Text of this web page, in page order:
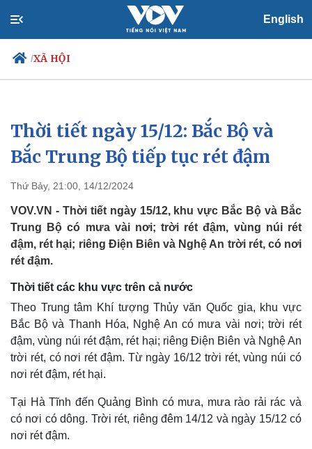
English
/XÃ HỘI
Chính trị
Đảng
Tổ chức nhân sự
Nhận diện sự thật
Xã hội
Tin 24h
Dự báo thời tiết
Việc làm
Biển đảo
Thời tiết ngày 15/12: Bắc Bộ và
Bắc Trung Bộ tiếp tục rét đậm
Thứ Bảy, 21:00, 14/12/2024
VOV.VN - Thời tiết ngày 15/12, khu vực Bắc Bộ và Bắc
Trung Bộ có mưa vài nơi; trời rét đậm, vùng núi rét
đậm, rét hại; riêng Điện Biên và Nghệ An trời rét, có nơi
rét đậm.
Thời tiết các khu vực trên cả nước
Theo Trung tâm Khí tượng Thủy văn Quốc gia, khu vực
Bắc Bộ và Thanh Hóa, Nghệ An có mưa vài nơi; trời rét
đậm, vùng núi rét đậm, rét hại; riêng Điện Biên và Nghệ An
trời rét, có nơi rét đậm. Từ ngày 16/12 trời rét, vùng núi có
nơi rét đậm, rét hại.
Tại Hà Tĩnh đến Quảng Bình có mưa, mưa rào rải rác và
có nơi có dông. Trời rét, riêng đêm 14/12 và ngày 15/12 có
nơi rét đậm.